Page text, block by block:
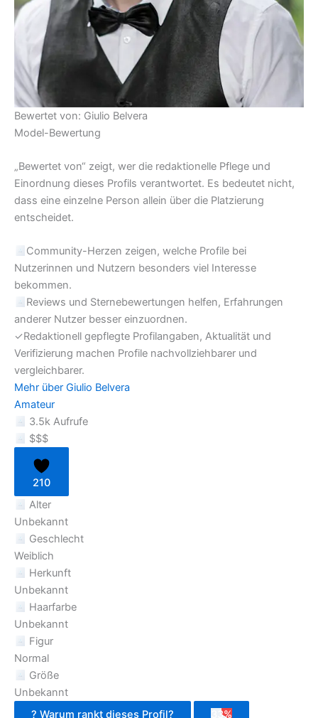
Bewertet von: Giulio Belvera
Model-Bewertung
„Bewertet von“ zeigt, wer die redaktionelle Pflege und
Einordnung dieses Profils verantwortet. Es bedeutet nicht,
dass eine einzelne Person allein über die Platzierung
entscheidet.
Community-Herzen zeigen, welche Profile bei
Nutzerinnen und Nutzern besonders viel Interesse
bekommen.
Reviews und Sternebewertungen helfen, Erfahrungen
anderer Nutzer besser einzuordnen.
✓Redaktionell gepflegte Profilangaben, Aktualität und
Verifizierung machen Profile nachvollziehbarer und
vergleichbarer.
Mehr über Giulio Belvera
Amateur
3.5k Aufrufe
$$$
210
Alter
Unbekannt
Geschlecht
Weiblich
Herkunft
Unbekannt
Haarfarbe
Unbekannt
Figur
Normal
Größe
Unbekannt
? Warum rankt dieses Profil? 33%